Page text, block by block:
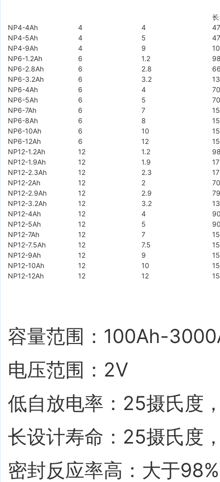
NP4-4Ah
4 4
47
NP4-5Ah
4 5
47
NP4-9Ah
4 9
NP6-1.2Ah
6 1.2
NP6-2.8Ah
6 2.8
NP6-3.2Ah
6 3.2
NP6-4Ah
6 4
70
NP6-5Ah
6 5
70
NP6-7Ah
6 7
NP6-8Ah
6 8
NP6-10Ah
6 10
NP6-12Ah
6 12
NP12-1.2Ah
12 1.2
NP12-1.9Ah
12 1.9
NP12-2.3Ah
12 2.3
NP12-2Ah
12 2
70
NP12-2.9Ah
12 2.9
79
NP12-3.2Ah
12 3.2
NP12-4Ah
12 4
NP12-5Ah
12 5
NP12-7Ah
12 7
NP12-7.5Ah
12 7.5
NP12-9Ah
12 9
NP12-10Ah
12 10
NP12-12Ah
12 12
容量范围：100Ah-
电压范围：2V
低自放电率：25摄氏度
长设计寿命：25摄氏度
密封反应率高：大于98%